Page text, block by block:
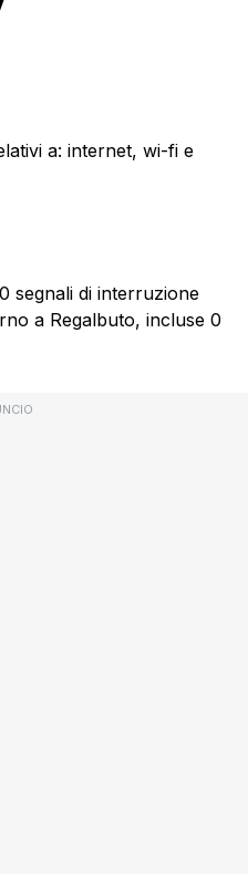
a: internet, wi-fi e
segnali di interruzione
a Regalbuto, incluse 0